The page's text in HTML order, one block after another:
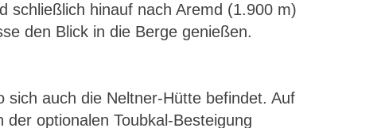
schließlich hinauf nach Aremd (1.900 m)
den Blick in die Berge genießen.
auch die Neltner-Hütte befindet. Auf
optionalen Toubkal-Besteigung